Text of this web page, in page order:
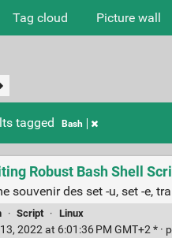
Tag cloud Picture wall
tagged Bash
Robust Bash Shell
souvenir des set -u, set -e,
· Script · Linux
2022 at 6:01:36 PM GMT+2 * ·